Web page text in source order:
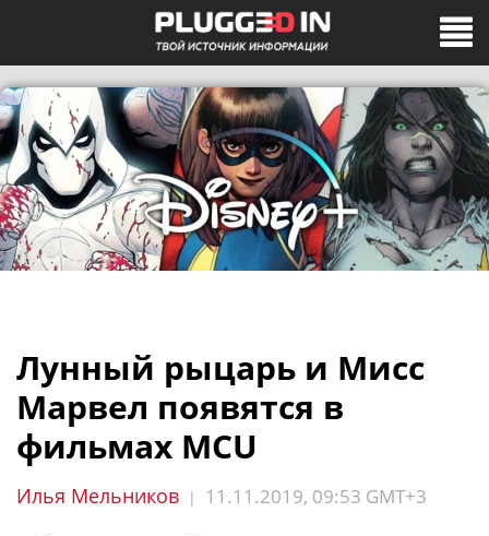
Лунный рыцарь и Мисс
Марвел появятся в
фильмах MCU
Илья Мельников | 11.11.2019, 09:53 GMT+3